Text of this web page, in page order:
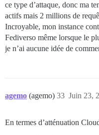
ce type d’attaque, donc ma
actifs mais 2 millions de
Incroyable, mon instance
Fediverso même lorsque le
je n’ai aucune idée de
agemo (agemo) Juin 23,
33
En termes d’atténuation